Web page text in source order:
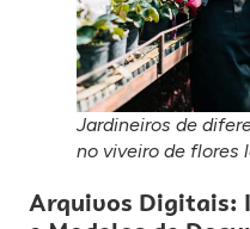
Jardineiros de
no viveiro de flores
Arquivos Digitais: